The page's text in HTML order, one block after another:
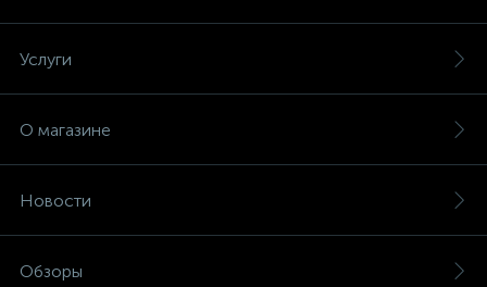
Услуги
О магазине
Новости
Обзоры